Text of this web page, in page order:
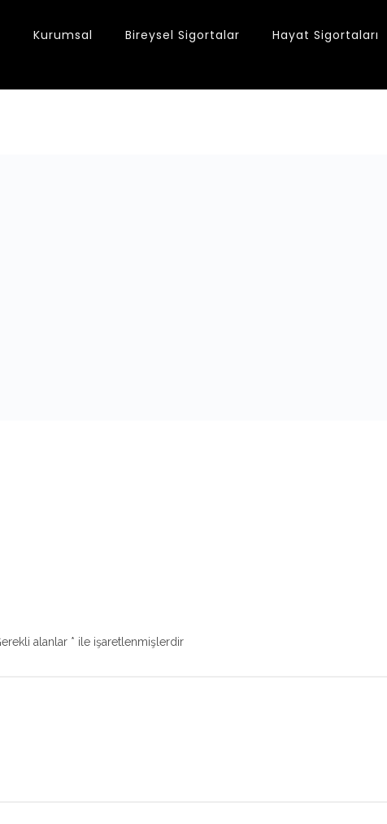
Kurumsal Bireysel Sigortalar Hayat Sigortaları
alanlar * ile işaretlenmişlerdir